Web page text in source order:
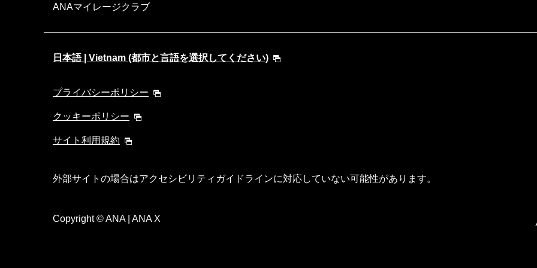
ANAマイレージクラブ
日本語 | Vietnam (都市と言語を選択してください)
プライバシーポリシー
クッキーポリシー
サイト利用規約
外部サイトの場合はアクセシビリティガイドラインに対応していない可能性があります。
Copyright© ANA | ANA X